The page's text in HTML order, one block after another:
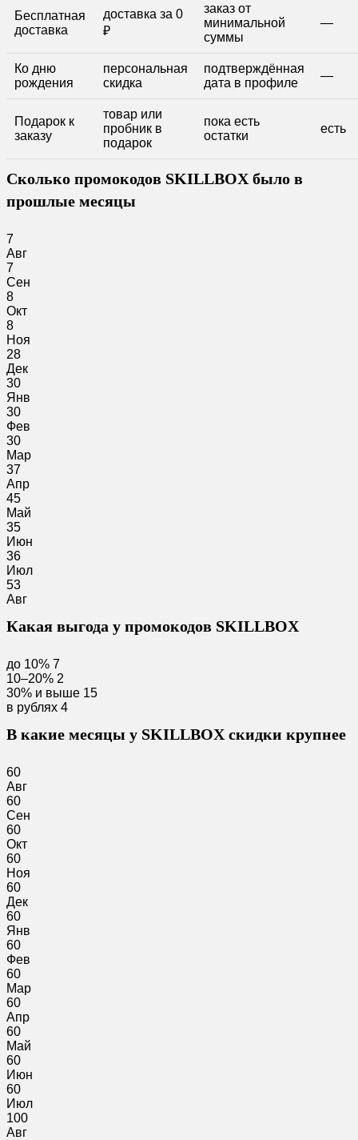
Бесплатная
доставка
доставка за 0
₽
заказ от
минимальной
суммы
—
Ко дню
рождения
персональная
скидка
подтверждённая
дата в профиле
—
Подарок к
заказу
товар или
пробник в
подарок
пока есть
остатки
есть
Сколько промокодов SKILLBOX было в
прошлые месяцы
7
Авг
7
Сен
8
Окт
8
Ноя
28
Дек
30
Янв
30
Фев
30
Мар
37
Апр
45
Май
35
Июн
36
Июл
53
Авг
Какая выгода у промокодов SKILLBOX
до 10% 7
10–20% 2
30% и выше 15
в рублях 4
В какие месяцы у SKILLBOX скидки крупнее
60
Авг
60
Сен
60
Окт
60
Ноя
60
Дек
60
Янв
60
Фев
60
Мар
60
Апр
60
Май
60
Июн
60
Июл
100
Авг